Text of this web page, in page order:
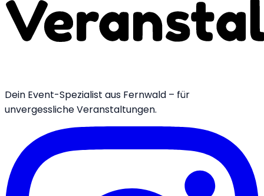
Dein Event-Spezialist aus Fernwald – für
unvergessliche Veranstaltungen.